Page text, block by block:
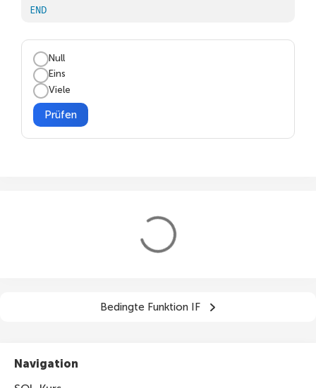
5 B
4 A
END
Null
Eins
Viele
Prüfen
Bedingte Funktion IF
Navigation